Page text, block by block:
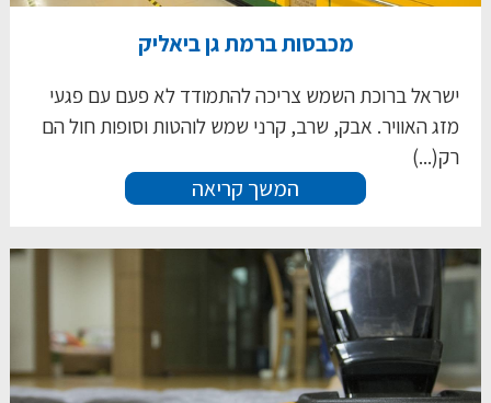
מכבסות ברמת גן ביאליק
ישראל ברוכת השמש צריכה להתמודד לא פעם עם פגעי
מזג האוויר. אבק, שרב, קרני שמש לוהטות וסופות חול הם
רק(...)
המשך קריאה